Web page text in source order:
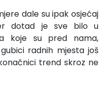
dale su ipak osjećaj
dotad je sve bilo u
koje su pred nama,
radnih mjesta još
trend skroz ne